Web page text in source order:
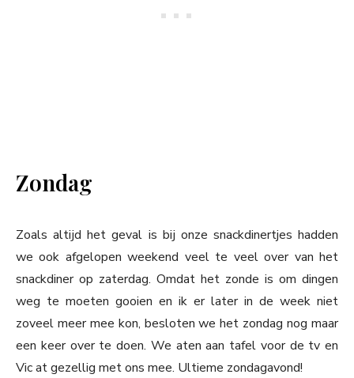
Zondag
Zoals altijd het geval is bij onze snackdinertjes hadden
we ook afgelopen weekend veel te veel over van het
snackdiner op zaterdag. Omdat het zonde is om dingen
weg te moeten gooien en ik er later in de week niet
zoveel meer mee kon, besloten we het zondag nog maar
een keer over te doen. We aten aan tafel voor de tv en
Vic at gezellig met ons mee. Ultieme zondagavond!